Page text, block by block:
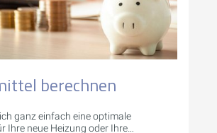
berechnen
ganz einfach eine optimale
Ihre neue Heizung oder Ihre